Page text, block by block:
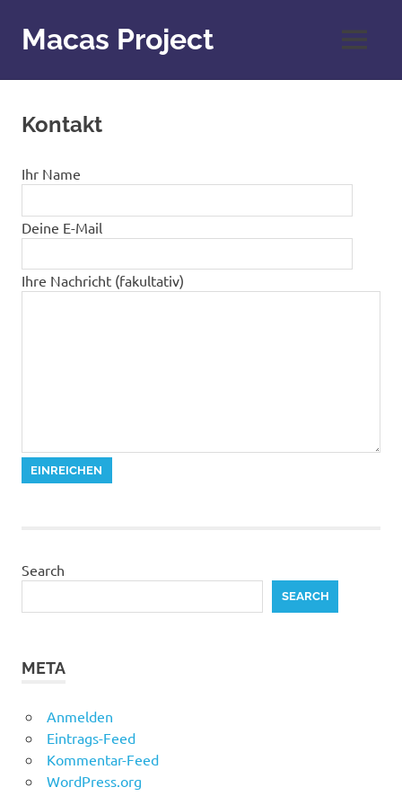
Inhalt
springen
Macas Project MENÜ
Kontakt
Ihr Name
Deine E-Mail
Ihre Nachricht (fakultativ)
Search
SEARCH
META
Anmelden
Eintrags-Feed
Kommentar-Feed
WordPress.org